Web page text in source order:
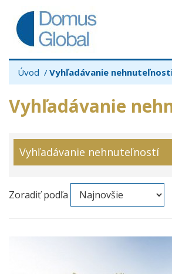
Úvod Vyhľadávanie
Vyhľadávanie
Vyhľadávanie nehnuteľností
Zoradiť podľa